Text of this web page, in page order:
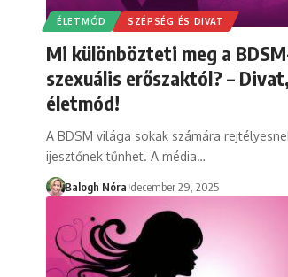
ÉLETMÓD SZÉPSÉG ÉS DIVAT
Mi különbözteti meg a
szexuális erőszaktól? –
életmód!
A BDSM világa sokak számára
ijesztőnek tűnhet. A média…
Balogh Nóra december 29, 2025